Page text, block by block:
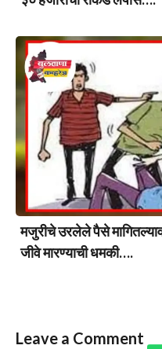
मजुरीचे उरलेले पैसे
जीवे मारण्याची धमकी….
Leave a Comment